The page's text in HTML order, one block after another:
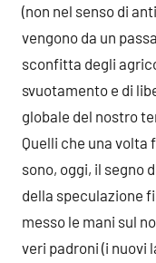
(non nel senso di
vengono da un
sconfitta degli
svuotamento e di
globale del nostro
Quelli che una
sono, oggi, il segno
della speculazione
messo le mani sul
veri padroni (i